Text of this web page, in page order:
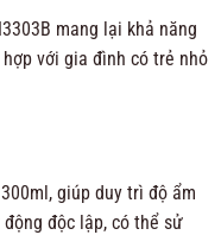
mang lại khả năng
với gia đình có trẻ nhỏ
giúp duy trì độ ẩm
độc lập, có thể sử